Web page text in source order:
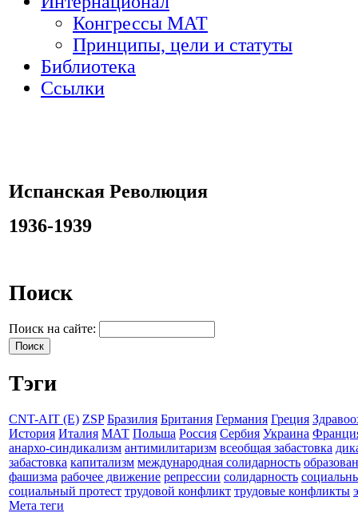
Конгрессы МАТ
Принципы, цели и статуты
Библиотека
Ссылки
Испанская Революция
1936-1939
Поиск
Поиск на сайте:
Тэги
CNT-AIT (E) ZSP Бразилия Британия Германия Греция
История Италия МАТ Польша Россия Сербия Украина
анархо-синдикализм антимилитаризм всеобщая забастовка
забастовка капитализм международная солидарность
фашизма рабочее движение репрессии солидарность
социальный протест трудовой конфликт трудовые конфликты
Мета теги